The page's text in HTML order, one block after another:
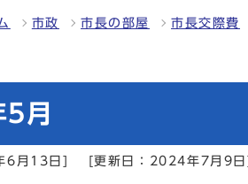
市政 市長の部屋 市長交際費
月
6月13日] [更新日：2024年7月9日]